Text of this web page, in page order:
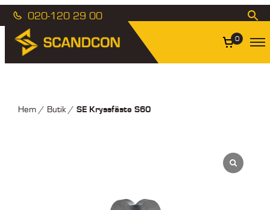
020-120 29 00
0
Hem/ Butik/ SE Kryssfäste S60